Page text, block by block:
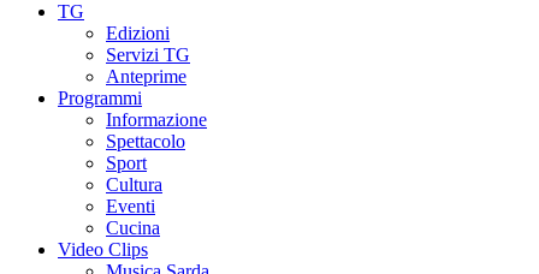
TG
Edizioni
Servizi TG
Anteprime
Programmi
Informazione
Spettacolo
Sport
Cultura
Eventi
Cucina
Video Clips